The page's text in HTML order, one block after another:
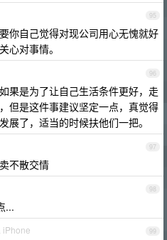
95
你自己觉得对现公司用心无愧就好
心对事情。
96
果是为了让自己生活条件更好，走
但是这件事建议坚定一点，真觉得
展了，适当的时候扶他们一把。
97
不散交情
98
...
99
iPhone